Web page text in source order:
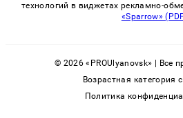
технологий в виджетах рекламно-
«Sparrow»
© 2026 «PROUlyanovsk» | Все
Возрастная категория
Политика